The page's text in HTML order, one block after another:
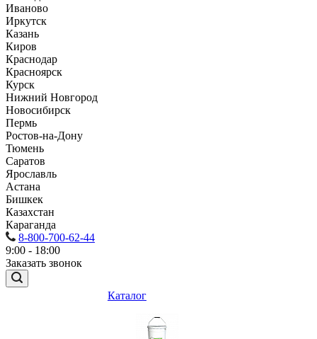
Иваново
Иркутск
Казань
Киров
Краснодар
Красноярск
Курск
Нижний Новгород
Новосибирск
Пермь
Ростов-на-Дону
Тюмень
Саратов
Ярославль
Астана
Бишкек
Казахстан
Караганда
8-800-700-62-44
9:00 - 18:00
Заказать звонок
Каталог